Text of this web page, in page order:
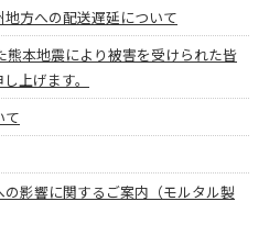
方への配送遅延について
熊本地震により被害を受けられた皆
上げます。
て
影響に関するご案内（モルタル製